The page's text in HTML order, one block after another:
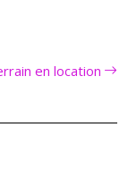
en location